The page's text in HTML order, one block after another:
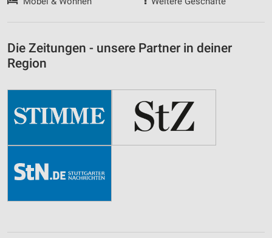
Die Zeitungen - unsere Partner in deiner
Region